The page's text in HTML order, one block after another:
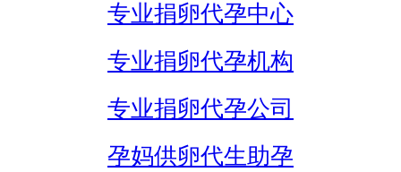
专业捐卵代孕中心
专业捐卵代孕机构
专业捐卵代孕公司
孕妈供卵代生助孕